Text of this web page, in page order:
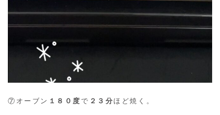
⑦オーブン １８０度 で ２３分ほど焼く。